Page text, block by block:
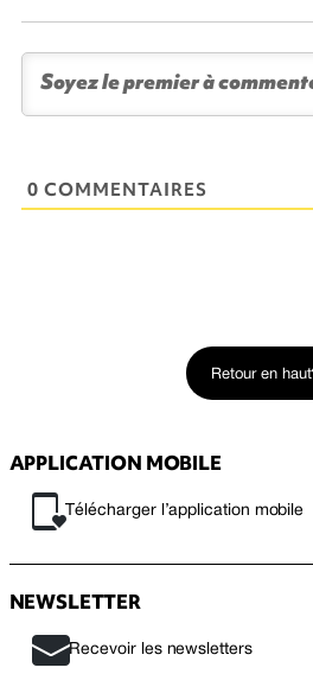
0 COMMENTAIRES
Retour en haut
APPLICATION MOBILE
Télécharger l’application mobile
NEWSLETTER
Recevoir les newsletters